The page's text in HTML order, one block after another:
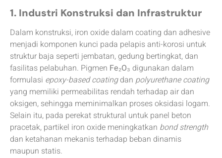
1. Industri Konstruksi dan Infrastruktur
Dalam konstruksi, iron oxide dalam coating dan adhesive
menjadi komponen kunci pada pelapis anti-korosi untuk
struktur baja seperti jembatan, gedung bertingkat, dan
fasilitas pelabuhan. Pigmen Fe₂O₃ digunakan dalam
formulasi epoxy-based coatingdan polyurethane coating
yang memiliki permeabilitas rendah terhadap air dan
oksigen, sehingga meminimalkan proses oksidasi logam.
Selain itu, pada perekat struktural untuk panel beton
pracetak, partikel iron oxide meningkatkan bond strength
dan ketahanan mekanis terhadap beban dinamis
maupun statis.